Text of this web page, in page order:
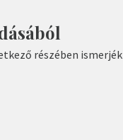
részében ismerjék